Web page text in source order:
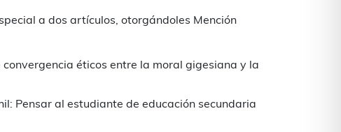
a dos artículos, otorgándoles Mención
convergencia éticos entre la moral gigesiana y la
Pensar al estudiante de educación secundaria